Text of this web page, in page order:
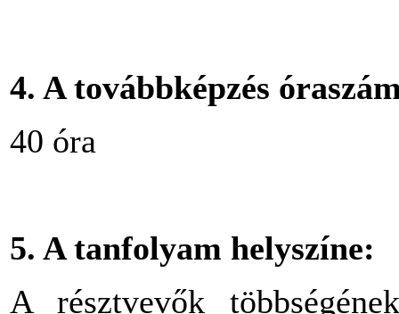
4. A továbbképzés
40 óra
5. A tanfolyam helyszíne:
A résztvevők